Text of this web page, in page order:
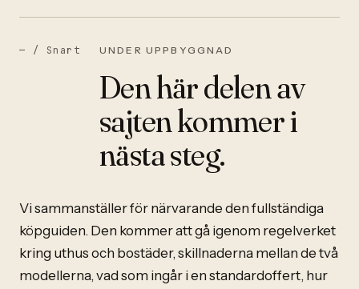
— / Snart UNDER UPPBYGGNAD
Den här delen av
sajten kommer i
nästa steg.
Vi sammanställer för närvarande den fullständiga
köpguiden. Den kommer att gå igenom regelverket
kring uthus och bostäder, skillnaderna mellan de två
modellerna, vad som ingår i en standardoffert, hur